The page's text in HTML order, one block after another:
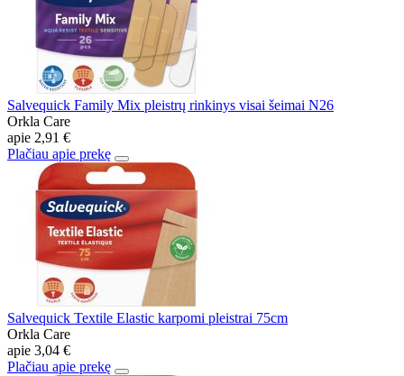
Salvequick Family Mix pleistrų rinkinys visai šeimai N26
Orkla Care
apie 2,91 €
Plačiau apie prekę
Salvequick Textile Elastic karpomi pleistrai 75cm
Orkla Care
apie 3,04 €
Plačiau apie prekę